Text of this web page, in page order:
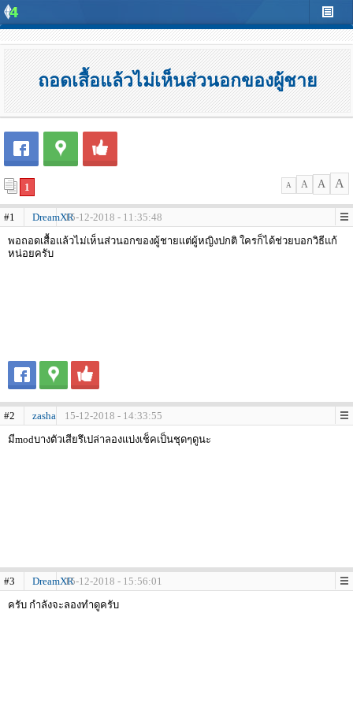
ถอดเสื้อแล้วไม่เห็นส่วนอกของผู้ชาย
1 A A A A
#1 DreamXR15-12-2018 - 11:35:48
พอถอดเสื้อแล้วไม่เห็นส่วนอกของผู้ชายแต่ผู้หญิงปกติ ใครก็ได้ช่วยบอกวิธีแก้
หน่อยครับ
#2 zasha
15-12-2018 - 14:33:55
มีmodบางตัวเสียรึเปล่าลองแบ่งเช็คเป็นชุดๆดูนะ
#3 DreamXR15-12-2018 - 15:56:01
ครับ กำลังจะลองทำดูครับ